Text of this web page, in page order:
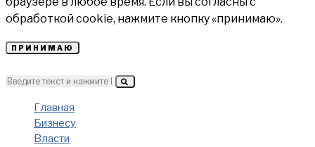
обработкой cookie, нажмите кнопку «принимаю».
ПРИНИМАЮ
Главная
Бизнесу
Власти